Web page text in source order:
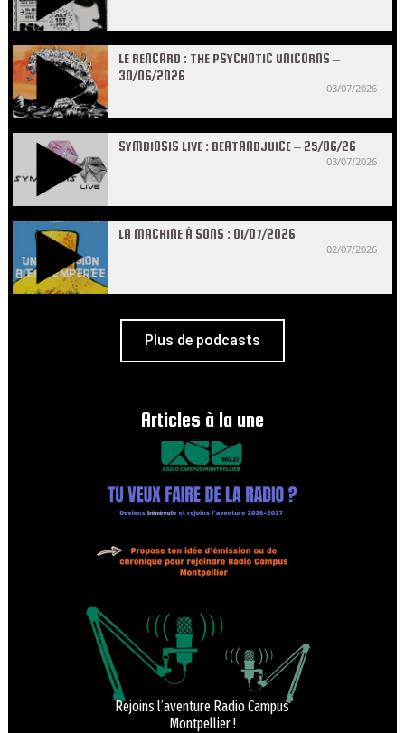
LE RENCARD : THE PSYCHOTIC UNICORNS –
30/06/2026
03/07/2026
SYMBIOSIS LIVE : BEATANDJUICE – 25/06/26
03/07/2026
LA MACHINE À SONS : 01/07/2026
02/07/2026
Plus de podcasts
Articles à la une
Rejoins l’aventure Radio Campus
Montpellier !